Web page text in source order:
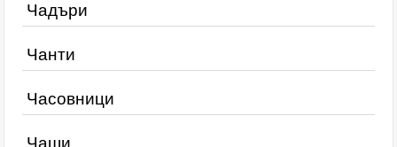
Чадъри
Чанти
Часовници
Чаши